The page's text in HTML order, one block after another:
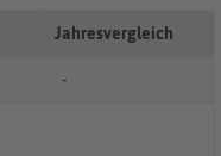
Jahresvergleich
-